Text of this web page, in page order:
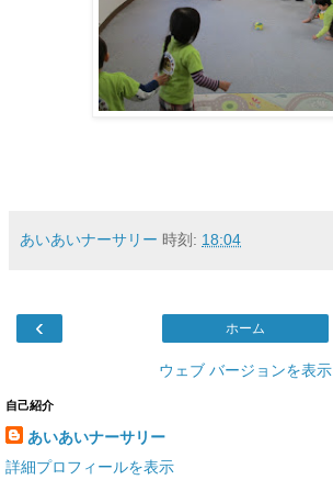
あいあいナーサリー 時刻: 18:04
‹ ホーム
ウェブ バージョンを表示
自己紹介
あいあいナーサリー
詳細プロフィールを表示